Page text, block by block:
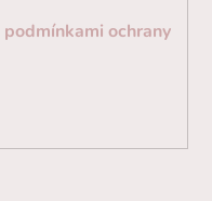
podmínkami ochrany